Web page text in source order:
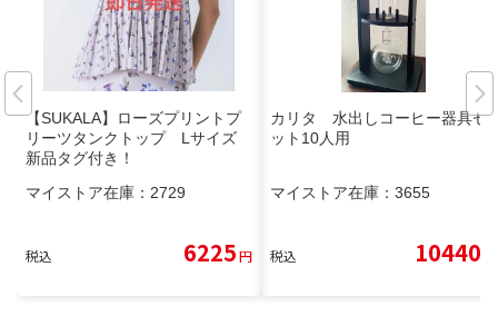
【SUKALA】ローズプリントプ
リーツタンクトップ Lサイズ
新品タグ付き！
マイストア在庫： 2729
税込 6225円
カリタ 水出しコーヒー器具セ
ット10人用
マイストア在庫： 3655
税込 10440